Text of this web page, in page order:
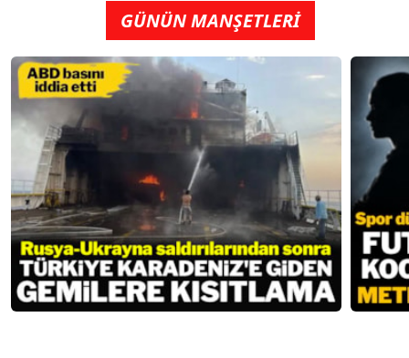
GÜNÜN MANŞETLERİ